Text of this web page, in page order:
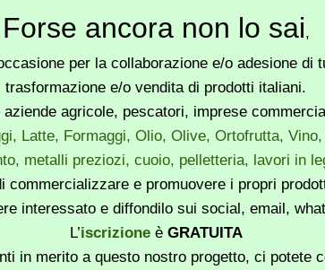
Forse ancora non lo sai,
per la collaborazione e/o adesione di
trasformazione e/o vendita di prodotti italiani.
agricole, pescatori, imprese
Latte, Formaggi, Olio, Olive, Ortofrutta,
metalli preziozi, cuoio, pelletteria, lavori in
commercializzare e promuovere i propri
interessato e diffondilo sui social, email,
L’iscrizioneè GRATUITA
in merito a questo nostro progetto, ci potete